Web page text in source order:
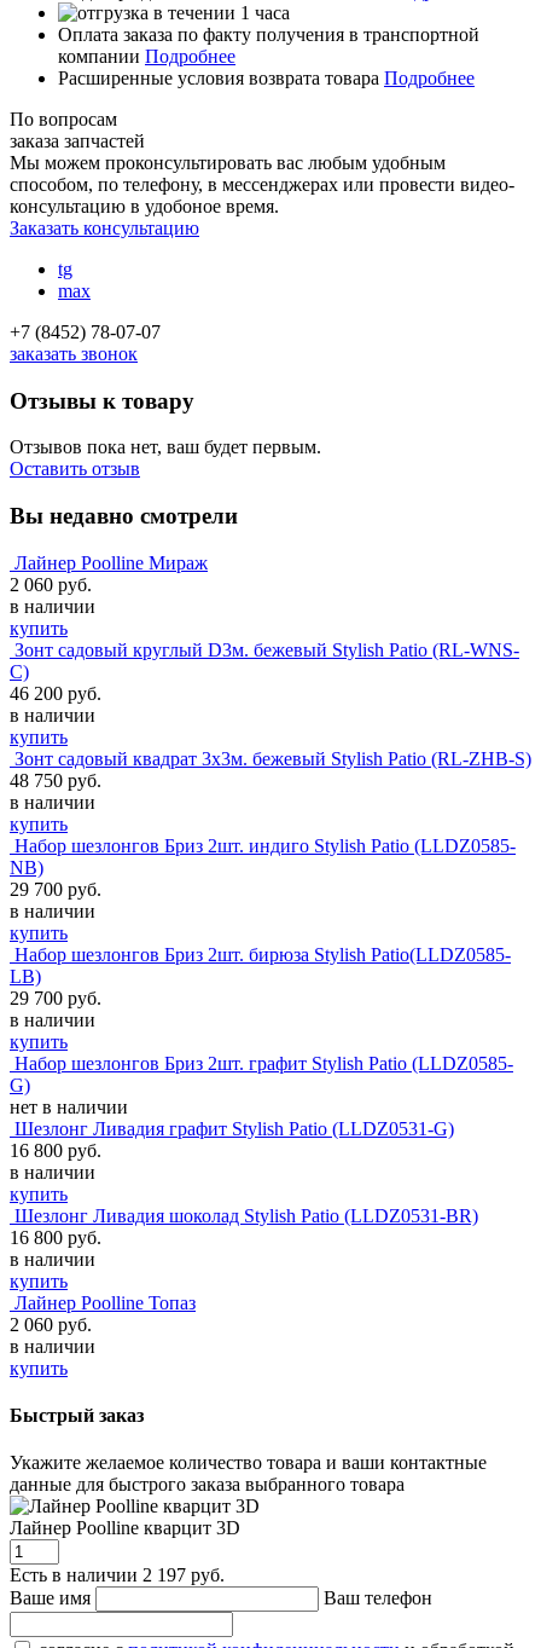
Оплата заказа по факту получения в транспортной
компании Подробнее
Расширенные условия возврата товара Подробнее
По вопросам
заказа запчастей
Мы можем проконсультировать вас любым удобным
способом, по телефону, в мессенджерах или провести видео-
консультацию в удобоное время.
Заказать консультацию
tg
max
+7 (8452) 78-07-07
заказать звонок
Отзывы к товару
Отзывов пока нет, ваш будет первым.
Оставить отзыв
Вы недавно смотрели
Лайнер Poolline Мираж
2 060 руб.
в наличии
купить
Зонт садовый круглый D3м. бежевый Stylish Patio (RL-WNS-
C)
46 200 руб.
в наличии
купить
Зонт садовый квадрат 3х3м. бежевый Stylish Patio (RL-ZHB-S)
48 750 руб.
в наличии
купить
Набор шезлонгов Бриз 2шт. индиго Stylish Patio (LLDZ0585-
NB)
29 700 руб.
в наличии
купить
Набор шезлонгов Бриз 2шт. бирюза Stylish Patio(LLDZ0585-
LB)
29 700 руб.
в наличии
купить
Набор шезлонгов Бриз 2шт. графит Stylish Patio (LLDZ0585-
G)
нет в наличии
Шезлонг Ливадия графит Stylish Patio (LLDZ0531-G)
16 800 руб.
в наличии
купить
Шезлонг Ливадия шоколад Stylish Patio (LLDZ0531-BR)
16 800 руб.
в наличии
купить
Лайнер Poolline Топаз
2 060 руб.
в наличии
купить
Быстрый заказ
Укажите желаемое количество товара и ваши контактные
данные для быстрого заказа выбранного товара
Лайнер Poolline кварцит 3D
Есть в наличии 2 197 руб.
Ваше имя
Ваш телефон